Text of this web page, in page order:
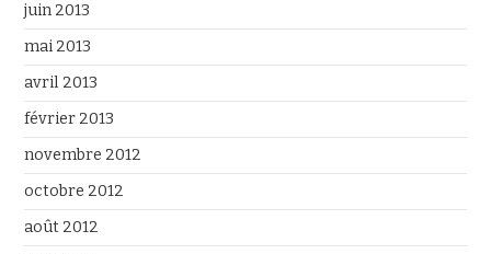
juin 2013
mai 2013
avril 2013
février 2013
novembre 2012
octobre 2012
août 2012